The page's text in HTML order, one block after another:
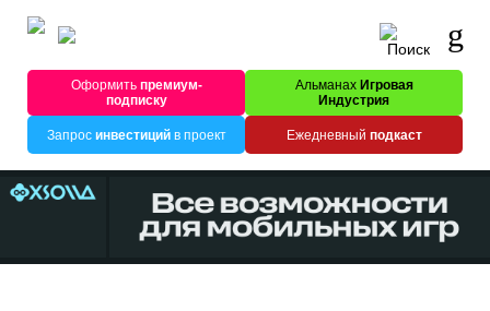
Оформитьпремиум-
подписку
Альманах Игровая
Индустрия
Запрос инвестицийв проект Ежедневный подкаст